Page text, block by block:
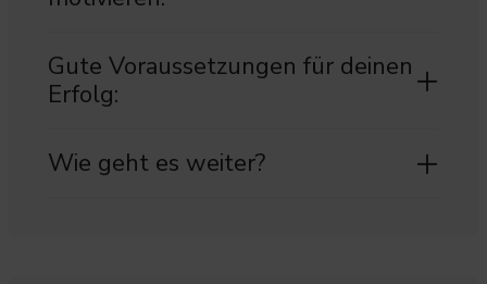
Gute Voraussetzungen für deinen
Erfolg:
Wie geht es weiter?